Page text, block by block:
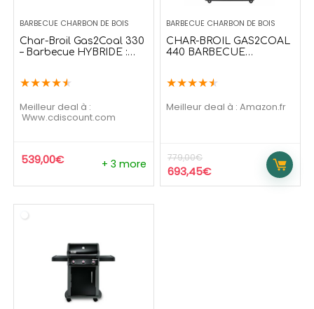
BARBECUE CHARBON DE BOIS
Char-Broil Gas2Coal 330
– Barbecue HYBRIDE :
★★★★★
Meilleur deal à :
www.cdiscount.com
539,00€ + 3 more
BARBECUE CHARBON DE BOIS
CHAR-BROIL GAS2COAL
440 BARBECUE
★★★★★
Meilleur deal à : Amazon.fr
779,00€
693,45€